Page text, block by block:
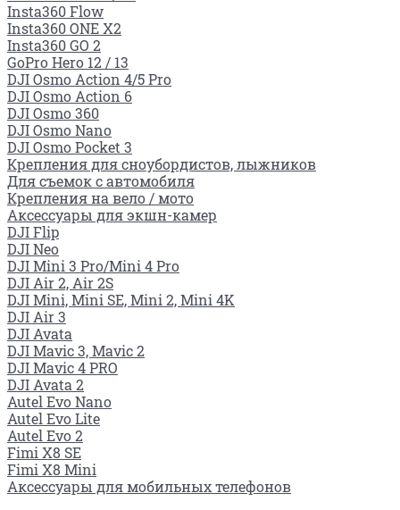
Insta360 Flow
Insta360 ONE X2
Insta360 GO 2
GoPro Hero 12 / 13
DJI Osmo Action 4/5 Pro
DJI Osmo Action 6
DJI Osmo 360
DJI Osmo Nano
DJI Osmo Pocket 3
Крепления для сноубордистов, лыжников
Для съемок с автомобиля
Крепления на вело / мото
Аксессуары для экшн-камер
DJI Flip
DJI Neo
DJI Mini 3 Pro/Mini 4 Pro
DJI Air 2, Air 2S
DJI Mini, Mini SE, Mini 2, Mini 4K
DJI Air 3
DJI Avata
DJI Mavic 3, Mavic 2
DJI Mavic 4 PRO
DJI Avata 2
Autel Evo Nano
Autel Evo Lite
Autel Evo 2
Fimi X8 SE
Fimi X8 Mini
Аксессуары для мобильных телефонов